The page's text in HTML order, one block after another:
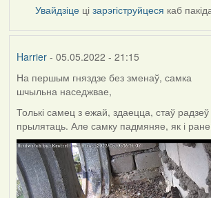
Увайдзіце цізарэгіструйцеся каб
Harrier- 05.05.2022 - 21:15
На першым гняздзе без зменаў, самка
шчыльна наседжвае,
Толькі самец з ежай, здаецца, стаў радзеў
прылятаць. Але самку падмяняе, як і